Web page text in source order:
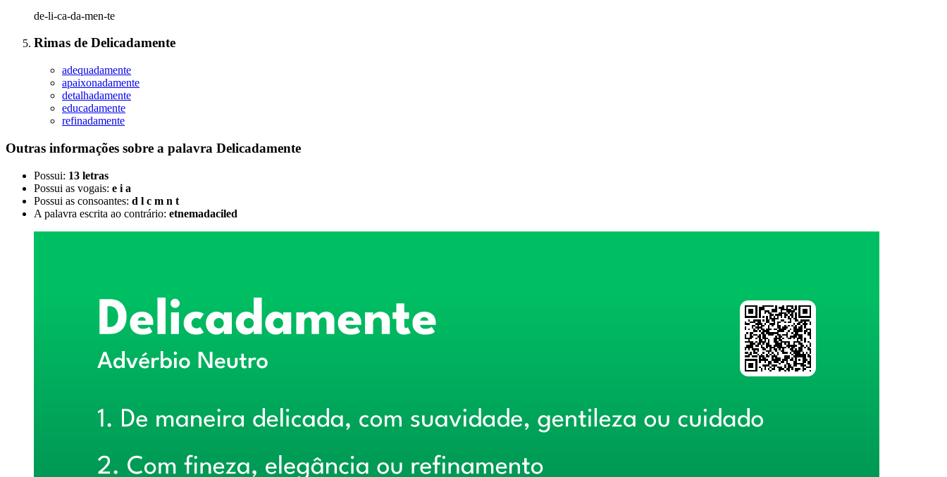
de-li-ca-da-men-te
Rimas de Delicadamente
adequadamente
apaixonadamente
detalhadamente
educadamente
refinadamente
Outras informações sobre a palavra Delicadamente
Possui: 13 letras
Possui as vogais: e i a
Possui as consoantes: d l c m n t
A palavra escrita ao contrário: etnemadaciled